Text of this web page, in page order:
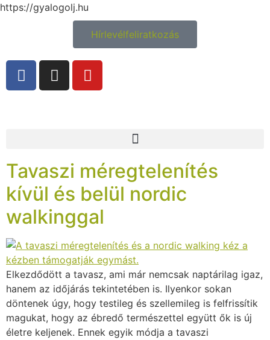
https://gyalogolj.hu
Hírlevélfeliratkozás
Tavaszi méregtelenítés
kívül és belül nordic
walkinggal
Elkezdődött a tavasz, ami már nemcsak naptárilag igaz,
hanem az időjárás tekintetében is. Ilyenkor sokan
döntenek úgy, hogy testileg és szellemileg is felfrissítik
magukat, hogy az ébredő természettel együtt ők is új
életre keljenek. Ennek egyik módja a tavaszi